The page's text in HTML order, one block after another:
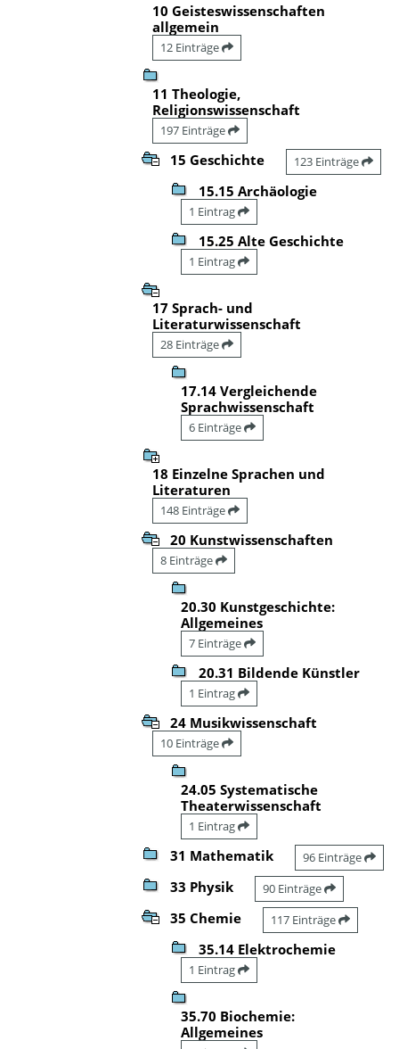
10 Geisteswissenschaften
allgemein
12 Einträge
11 Theologie,
Religionswissenschaft
197 Einträge
15 Geschichte 123 Einträge
15.15 Archäologie
1 Eintrag
15.25 Alte Geschichte
1 Eintrag
17 Sprach- und
Literaturwissenschaft
28 Einträge
17.14 Vergleichende
Sprachwissenschaft
6 Einträge
18 Einzelne Sprachen und
Literaturen
148 Einträge
20 Kunstwissenschaften
8 Einträge
20.30 Kunstgeschichte:
Allgemeines
7 Einträge
20.31 Bildende Künstler
1 Eintrag
24 Musikwissenschaft
10 Einträge
24.05 Systematische
Theaterwissenschaft
1 Eintrag
31 Mathematik 96 Einträge
33 Physik 90 Einträge
35 Chemie 117 Einträge
35.14 Elektrochemie
1 Eintrag
35.70 Biochemie:
Allgemeines